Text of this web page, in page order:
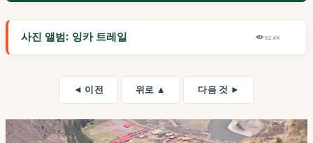
사진 앨범: 잉카 트레일 52,4K
◄ 이전 위로 ▲ 다음 것 ►